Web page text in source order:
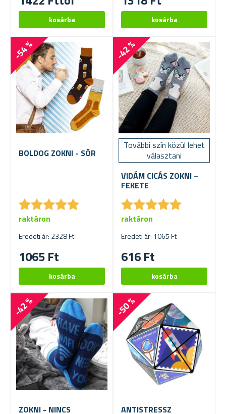
-54 %
BOLDOG ZOKNI - SÖR
★★★★★
★★★★★
Eredeti ár: 2328 Ft
1065 Ft
raktáron
-42 %
További szín közül lehet
választani
VIDÁM CICÁS ZOKNI –
FEKETE
★★★★★
★★★★★
Eredeti ár: 1065 Ft
616 Ft
raktáron
-42 %
ZOKNI - NINCS
-50 %
ANTISTRESSZ